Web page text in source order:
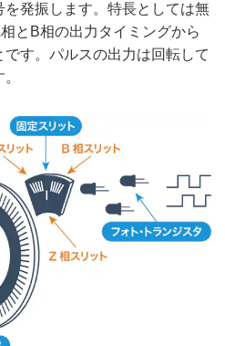
発振します。特長としては無
とB相の出力タイミングから
す。パルスの出力は回転して